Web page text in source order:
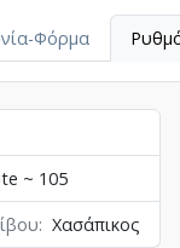
Φόρμα
~ 105
Χασάπικος